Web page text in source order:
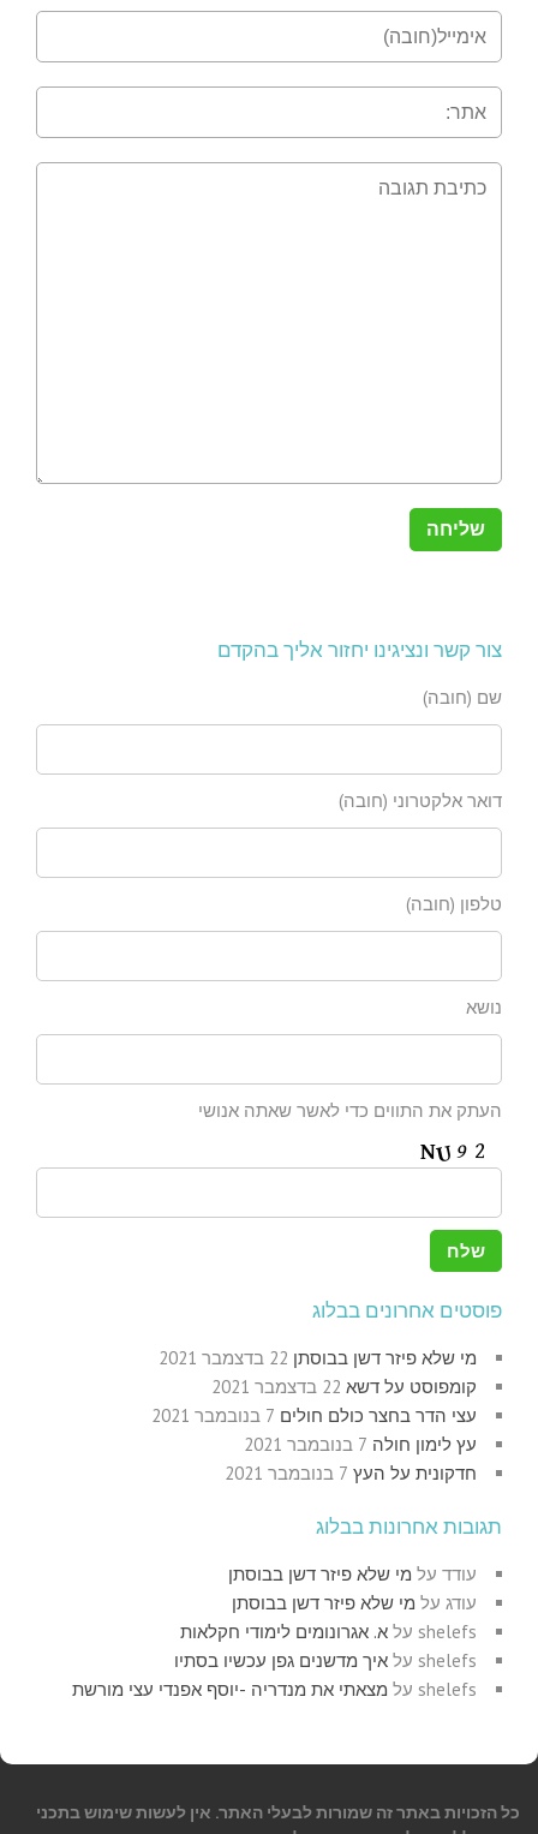
צור קשר ונציגינו יחזור אליך בהקדם
שם (חובה)
דואר אלקטרוני (חובה)
טלפון (חובה)
נושא
העתק את התווים כדי לאשר שאתה אנושי
פוסטים אחרונים בבלוג
מי שלא פיזר דשן בבוסתן 22 בדצמבר 2021
קומפוסט על דשא 22 בדצמבר 2021
עצי הדר בחצר כולם חולים 7 בנובמבר 2021
עץ לימון חולה 7 בנובמבר 2021
חדקונית על העץ 7 בנובמבר 2021
תגובות אחרונות בבלוג
עודד על מי שלא פיזר דשן בבוסתן
עודג על מי שלא פיזר דשן בבוסתן
shelefs על א. אגרונומים לימודי חקלאות
shelefs על איך מדשנים גפן עכשיו בסתיו
shelefs על מצאתי את מנדריה -יוסף אפנדי עצי מורשת
כל הזכויות באתר זה שמורות לבעלי האתר. אין לעשות שימוש בתכני